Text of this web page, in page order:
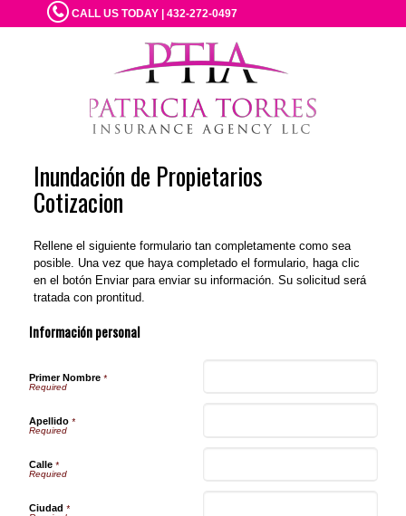
CALL US TODAY | 432-272-0497
Inundación de Propietarios
Cotizacion
Rellene el siguiente formulario tan completamente como sea
posible. Una vez que haya completado el formulario, haga clic
en el botón Enviar para enviar su información. Su solicitud será
tratada con prontitud.
Información personal
Primer Nombre *
Apellido*
Calle*
Ciudad *